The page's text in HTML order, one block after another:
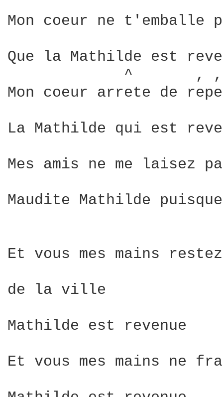
Mon coeur ne t'emballe
Que la Mathilde est
^       ,
Mon coeur arrete de
La Mathilde qui est
Mes amis ne me laisez
Maudite Mathilde
Et vous mes mains
de la ville
Mathilde est revenue
Et vous mes mains ne